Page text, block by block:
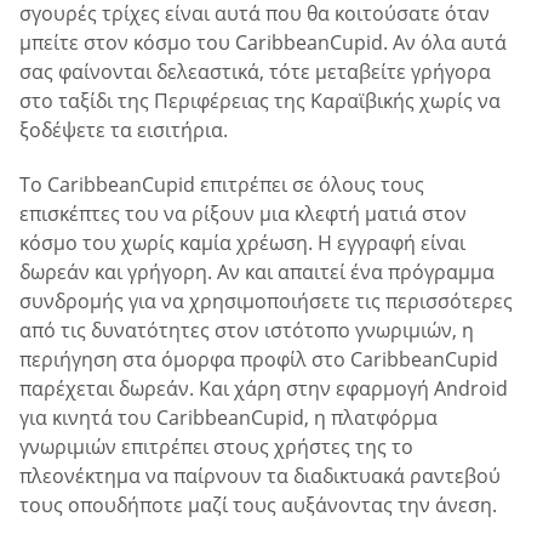
σγουρές τρίχες είναι αυτά που θα κοιτούσατε όταν
μπείτε στον κόσμο του CaribbeanCupid. Αν όλα αυτά
σας φαίνονται δελεαστικά, τότε μεταβείτε γρήγορα
στο ταξίδι της Περιφέρειας της Καραϊβικής χωρίς να
ξοδέψετε τα εισιτήρια.
Το CaribbeanCupid επιτρέπει σε όλους τους
επισκέπτες του να ρίξουν μια κλεφτή ματιά στον
κόσμο του χωρίς καμία χρέωση. Η εγγραφή είναι
δωρεάν και γρήγορη. Αν και απαιτεί ένα πρόγραμμα
συνδρομής για να χρησιμοποιήσετε τις περισσότερες
από τις δυνατότητες στον ιστότοπο γνωριμιών, η
περιήγηση στα όμορφα προφίλ στο CaribbeanCupid
παρέχεται δωρεάν. Και χάρη στην εφαρμογή Android
για κινητά του CaribbeanCupid, η πλατφόρμα
γνωριμιών επιτρέπει στους χρήστες της το
πλεονέκτημα να παίρνουν τα διαδικτυακά ραντεβού
τους οπουδήποτε μαζί τους αυξάνοντας την άνεση.